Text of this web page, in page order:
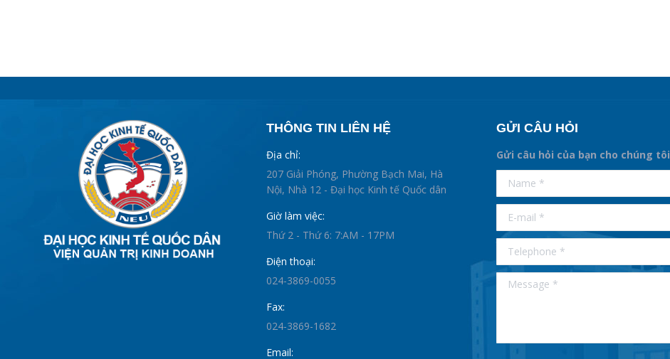
THÔNG TIN LIÊN HỆ
Địa chỉ:
207 Giải Phóng, Phường Bạch Mai, Hà
Nội, Nhà 12 - Đại học Kinh tế Quốc dân
Giờ làm việc:
Thứ 2 - Thứ 6: 7:AM - 17PM
Điện thoại:
024-3869-0055
Fax:
024-3869-1682
Email:
GỬI CÂU HỎI
Gửi câu hỏi của bạn cho chúng tôi
supertotobet
betist
Name *
E-mail *
Telephone *
Message *